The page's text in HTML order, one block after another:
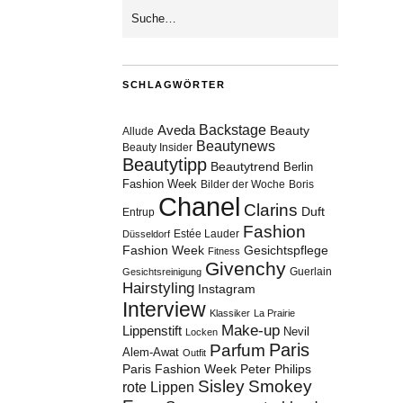
SCHLAGWÖRTER
Allude Aveda Backstage Beauty
Beauty Insider Beautynews
Beautytipp Beautytrend Berlin
Fashion Week Bilder der Woche Boris
Entrup Chanel Clarins Duft
Düsseldorf Estée Lauder Fashion
Fashion Week Fitness Gesichtspflege
Gesichtsreinigung Givenchy Guerlain
Hairstyling Instagram
Interview Klassiker La Prairie
Lippenstift Locken Make-up Nevil
Alem-Awat Outfit Parfum Paris
Paris Fashion Week Peter Philips
rote Lippen Sisley Smokey